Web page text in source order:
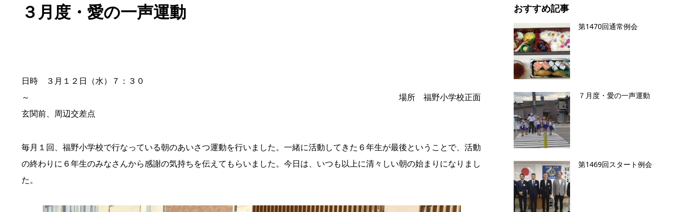
３月度・愛の一声運動
日時 ３月１２日（水）７：３０
～ 場所 福野小学校正面
玄関前、周辺交差点
毎月１回、福野小学校で行なっている朝のあいさつ運動を行いました。一緒に活動してきた６年生が最後ということで、活動
の終わりに６年生のみなさんから感謝の気持ちを伝えてもらいました。今日は、いつも以上に清々しい朝の始まりになりまし
た。
おすすめ記事
第1470回通常例会
７月度・愛の一声運動
第1469回スタート例会